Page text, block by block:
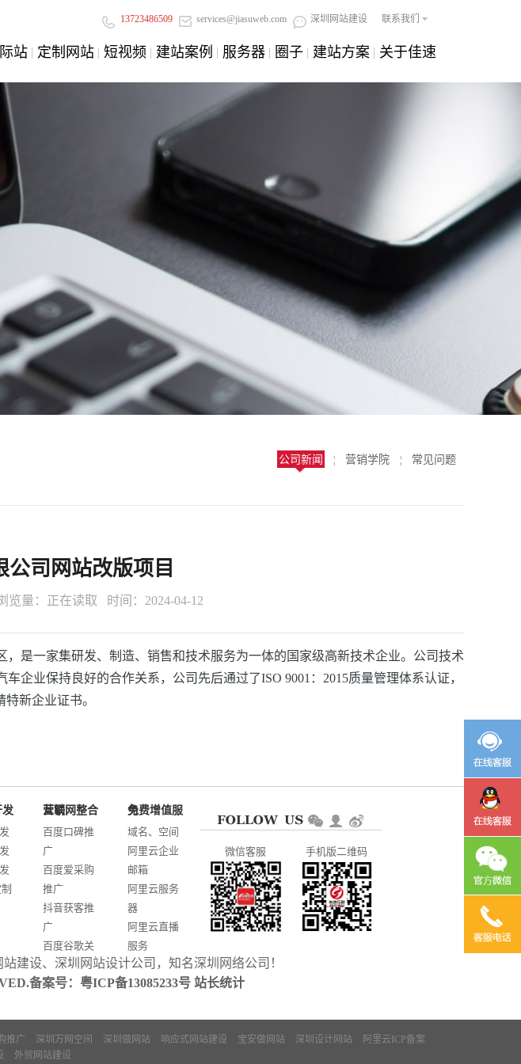
13723486509 services@jiasuweb.com 深圳网站建设 联系我们
站 定制网站 短视频 建站案例 服务器 圈子 建站方案 关于佳速
公司新闻 ¦ 营销学院 ¦ 常见问题
司网站改版项目
览量： 正在读取 时间：2024-04-12
是一家集研发、制造、销售和技术服务为一体的国家级高新技术企业。公司技术
企业保持良好的合作关系，公司先后通过了ISO 9001：2015质量管理体系认证，
新企业证书。
发
互联网整合营销
百度口碑推
广
百度爱采购
推广
抖音获客推
广
百度谷歌关
键词优化
AI智能发布
免费增值服务
域名、空间
阿里云企业
邮箱
阿里云服务
器
阿里云直播
服务
阿里云ICP备
案
微信客服 手机版二维码
站建设、 深圳网站设计公司 ，知名深圳网络公司 ！
备案号： 粤ICP备13085233号 站长统计
推广 深圳万网空间 深圳做网站 响应式网站建设 宝安做网站 深圳设计网站
阿里云ICP备案
外贸网站建设